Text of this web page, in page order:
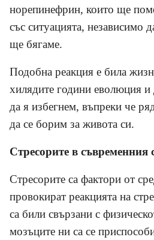
норепинефрин, които ще
със ситуацията, независимо
ще бягаме.
Подобна реакция е била
хилядите години еволюция
да я избегнем, въпреки че
да се борим за живота си.
Стресорите в съвременния
Стресорите са фактори от
провокират реакцията на
са били свързани с
мозъците ни са се